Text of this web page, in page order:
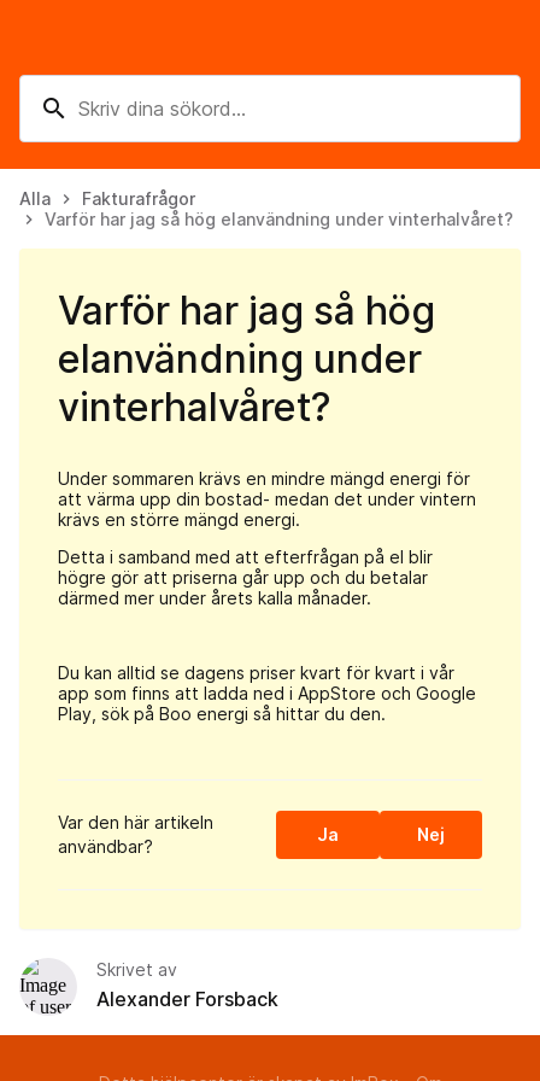
search
Alla keyboard_arrow_right Fakturafrågor
keyboard_arrow_right Varför har jag så hög elanvändning under vinterhalvåret?
Varför har jag så hög
elanvändning under
vinterhalvåret?
Under sommaren krävs en mindre mängd energi för
att värma upp din bostad- medan det under vintern
krävs en större mängd energi.
Detta i samband med att efterfrågan på el blir
högre gör att priserna går upp och du betalar
därmed mer under årets kalla månader.
Du kan alltid se dagens priser kvart för kvart i vår
app som finns att ladda ned i AppStore och Google
Play, sök på Boo energi så hittar du den.
Var den här artikeln
användbar?
Ja Nej
Skrivet av
Alexander Forsback